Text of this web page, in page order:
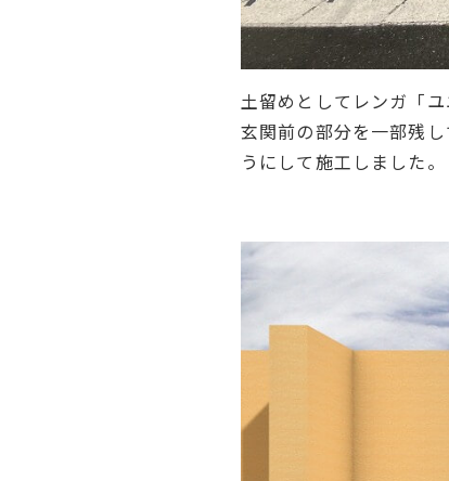
土留めとしてレンガ「
玄関前の部分を一部残
うにして施工しました。